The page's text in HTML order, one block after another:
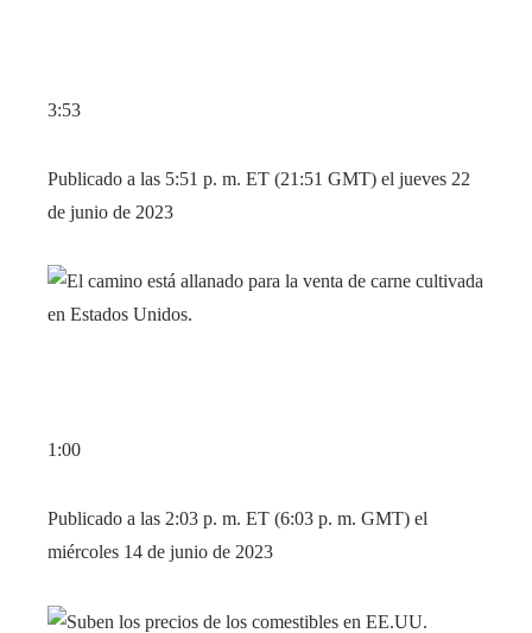
3:53
Publicado a las 5:51 p. m. ET (21:51 GMT) el jueves 22
de junio de 2023
1:00
Publicado a las 2:03 p. m. ET (6:03 p. m. GMT) el
miércoles 14 de junio de 2023